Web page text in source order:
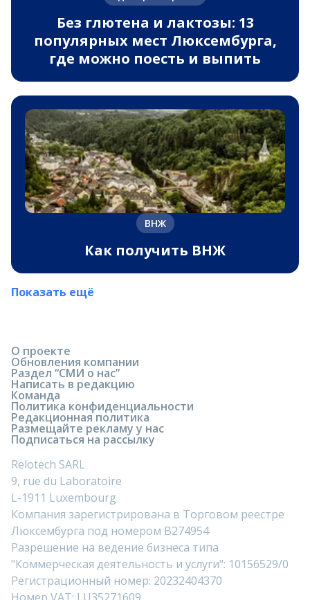
Без глютена и лактозы: 13
популярных мест Люксембурга,
где можно поесть и выпить
ВНЖ
Как получить ВНЖ
Показать ещё
О проекте
Обновления компании
Раздел “СМИ о нас”
Написать в редакцию
Команда
Политика конфиденциальности
Редакционная политика
Размещайте рекламу у нас
Подписаться на рассылку
Relotech SARL
9, rue du Laboratoire
L-1911 Luxembourg
Компания зарегистрирована в Торговом реестре
Люксембурга под номером B274954
Разрешение на ведение бизнеса типа
"Коммерческая деятельность и услуги": 10156529/0
Регистрационный номер: 20232404370
Номер VAT: LU35271609